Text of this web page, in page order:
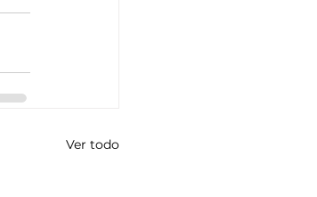
Ver todo